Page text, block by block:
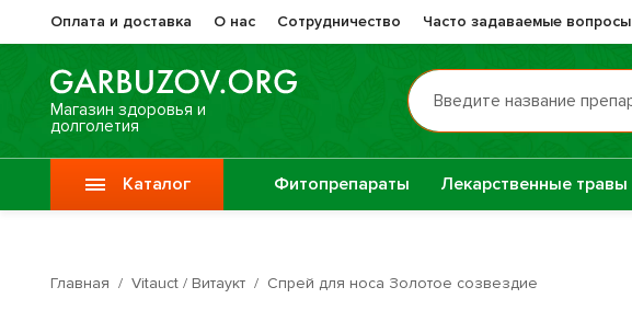
Оплата и доставка О нас Сотрудничество Часто задаваемые вопросы
Магазин здоровья и
долголетия
Введите название
Каталог Фитопрепараты Лекарственные травы
Главная / Vitauct / Витаукт / Спрей для носа Золотое созвездие